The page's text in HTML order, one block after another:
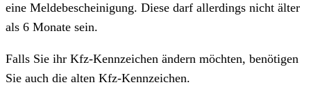
eine Meldebescheinigung. Diese darf allerdings nicht älter
als 6 Monate sein.
Falls Sie ihr Kfz-Kennzeichen ändern möchten, benötigen
Sie auch die alten Kfz-Kennzeichen.